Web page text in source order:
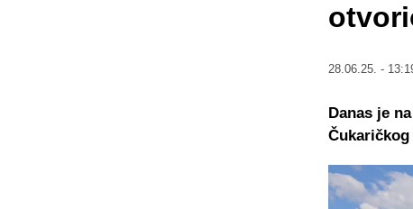
28.06.25. -
Danas je